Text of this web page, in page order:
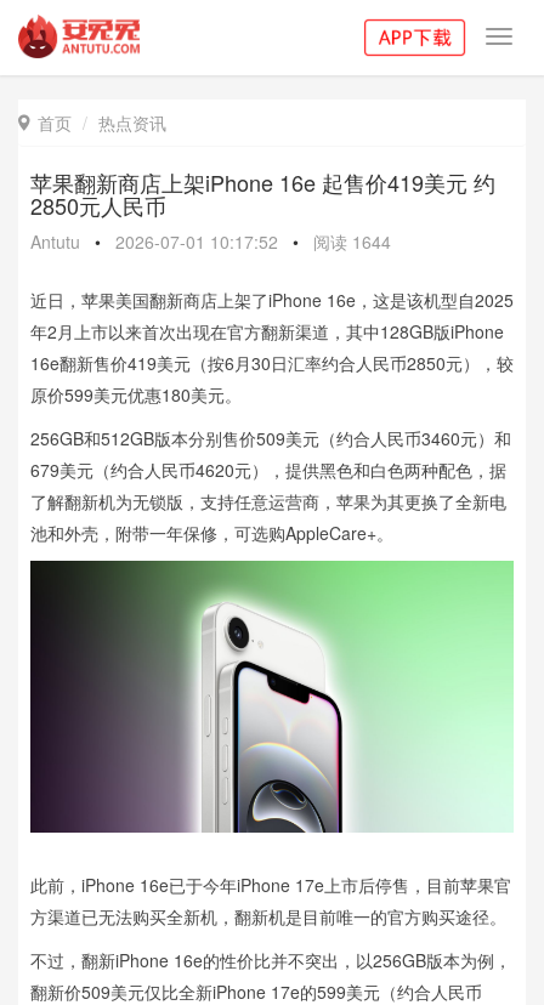
 首页 热点资讯
苹果翻新商店上架iPhone 16e 起售价419美元 约
2850元人民币
Antutu • 2026-07-01 10:17:52 • 阅读 1644
近日，苹果美国翻新商店上架了iPhone 16e，这是该机型自2025
年2月上市以来首次出现在官方翻新渠道，其中128GB版iPhone
16e翻新售价419美元（按6月30日汇率约合人民币2850元），较
原价599美元优惠180美元。
256GB和512GB版本分别售价509美元（约合人民币3460元）和
679美元（约合人民币4620元），提供黑色和白色两种配色，据
了解翻新机为无锁版，支持任意运营商，苹果为其更换了全新电
池和外壳，附带一年保修，可选购AppleCare+。
此前，iPhone 16e已于今年iPhone 17e上市后停售，目前苹果官
方渠道已无法购买全新机，翻新机是目前唯一的官方购买途径。
不过，翻新iPhone 16e的性价比并不突出，以256GB版本为例，
翻新价509美元仅比全新iPhone 17e的599美元（约合人民币